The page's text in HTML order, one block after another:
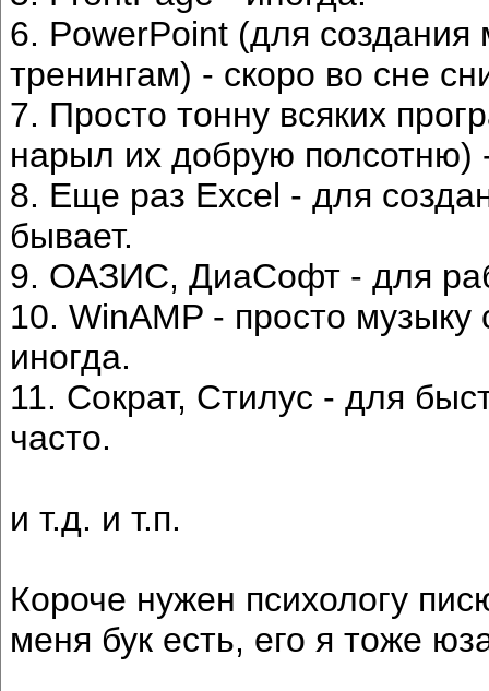
6. PowerPoint (для
тренингам) - скоро во сне
7. Просто тонну всяких
нарыл их добрую полсотню)
8. Еще раз Excel - для
бывает.
9. ОАЗИС, ДиаСофт - для
10. WinAMP - просто
иногда.
11. Сократ, Стилус - для
часто.
и т.д. и т.п.
Короче нужен психологу
меня бук есть, его я тоже